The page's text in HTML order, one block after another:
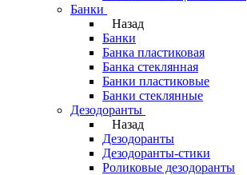
Банки
Назад
Банки
Банка пластиковая
Банка стеклянная
Банки пластиковые
Банки стеклянные
Дезодоранты
Назад
Дезодоранты
Дезодоранты-стики
Роликовые дезодоранты